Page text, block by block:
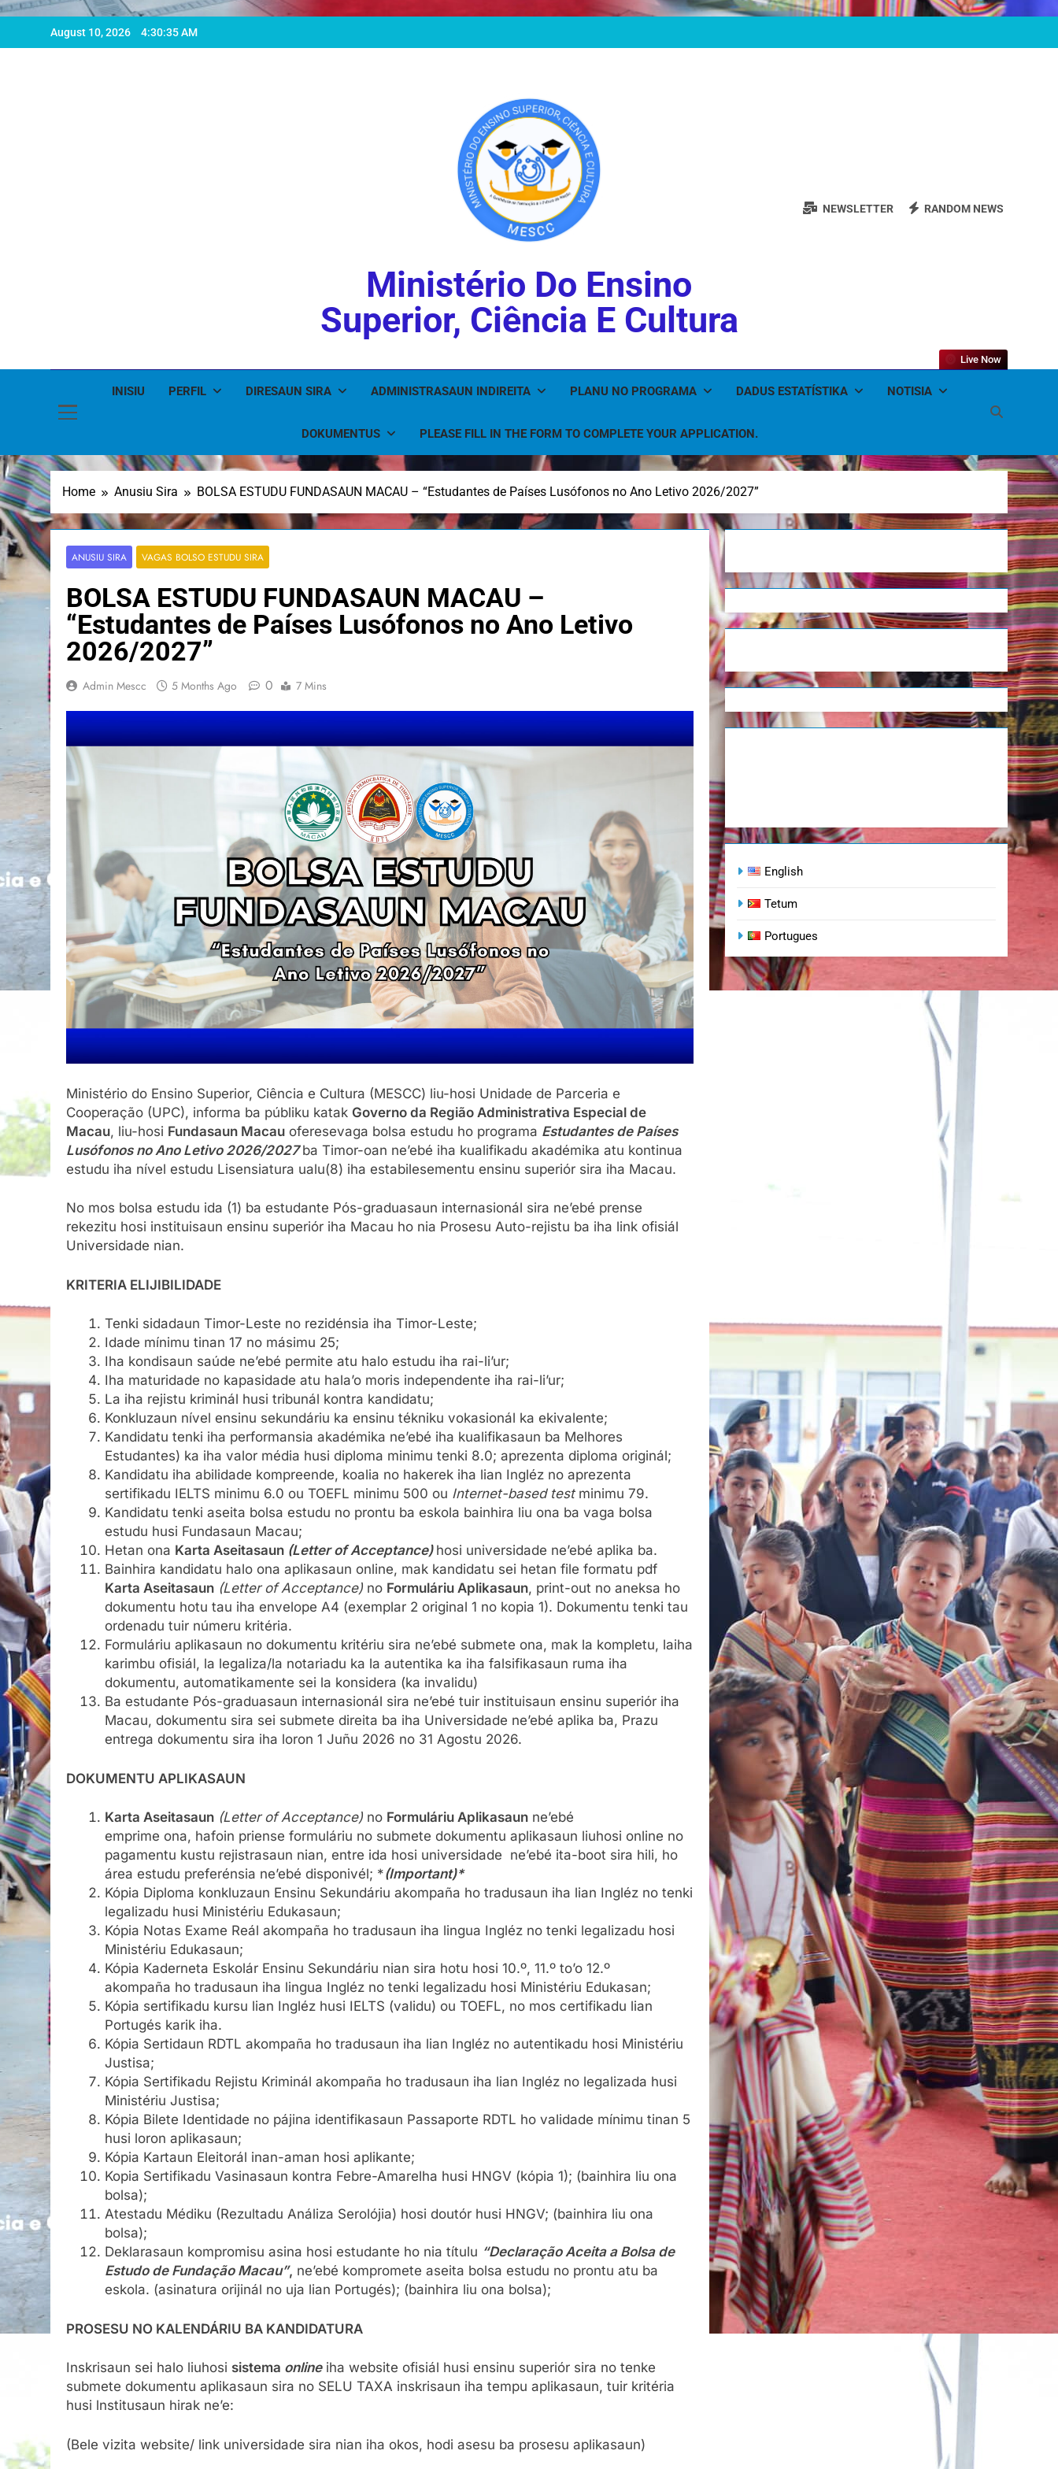
August 10, 2026 4:30:37 AM
Ministério Do Ensino
Superior, Ciência E Cultura
NEWSLETTER RANDOM NEWS
INISIU PERFIL DIRESAUN SIRA ADMINISTRASAUN INDIREITA PLANU NO PROGRAMA DADUS ESTATÍSTIKA NOTISIA
DOKUMENTUS PLEASE FILL IN THE FORM TO COMPLETE YOUR APPLICATION.
Live Now
Home Anusiu Sira BOLSA ESTUDU FUNDASAUN MACAU – “Estudantes de Países Lusófonos no Ano Letivo 2026/2027”
ANUSIU SIRA VAGAS BOLSO ESTUDU SIRA
BOLSA ESTUDU FUNDASAUN MACAU –
“Estudantes de Países Lusófonos no Ano Letivo
2026/2027”
Admin Mescc 5 Months Ago 0 7 Mins
Ministério do Ensino Superior, Ciência e Cultura (MESCC) liu-hosi Unidade de Parceria e
Cooperação (UPC), informa ba públiku katak Governo da Região Administrativa Especial de
Macau, liu-hosi Fundasaun Macau oferesevaga bolsa estudu ho programa Estudantes de Países
Lusófonos no Ano Letivo 2026/2027ba Timor-oan ne’ebé iha kualifikadu akadémika atu kontinua
estudu iha nível estudu Lisensiatura ualu(8) iha estabilesementu ensinu superiór sira iha Macau.
No mos bolsa estudu ida (1) ba estudante Pós-graduasaun internasionál sira ne’ebé prense
rekezitu hosi instituisaun ensinu superiór iha Macau ho nia Prosesu Auto-rejistu ba iha link ofisiál
Universidade nian.
KRITERIA ELIJIBILIDADE
Tenki sidadaun Timor-Leste no rezidénsia iha Timor-Leste;
Idade mínimu tinan 17 no másimu 25;
Iha kondisaun saúde ne’ebé permite atu halo estudu iha rai-li’ur;
Iha maturidade no kapasidade atu hala’o moris independente iha rai-li’ur;
La iha rejistu kriminál husi tribunál kontra kandidatu;
Konkluzaun nível ensinu sekundáriu ka ensinu tékniku vokasionál ka ekivalente;
Kandidatu tenki iha performansia akadémika ne’ebé iha kualifikasaun ba Melhores
Estudantes) ka iha valor média husi diploma minimu tenki 8.0; aprezenta diploma originál;
Kandidatu iha abilidade kompreende, koalia no hakerek iha lian Ingléz no aprezenta
sertifikadu IELTS minimu 6.0 ou TOEFL minimu 500 ou Internet-based testminimu 79.
Kandidatu tenki aseita bolsa estudu no prontu ba eskola bainhira liu ona ba vaga bolsa
estudu husi Fundasaun Macau;
Hetan ona Karta Aseitasaun (Letter of Acceptance) hosi universidade ne’ebé aplika ba.
Bainhira kandidatu halo ona aplikasaun online, mak kandidatu sei hetan file formatu pdf
Karta Aseitasaun (Letter of Acceptance)no Formuláriu Aplikasaun, print-out no aneksa ho
dokumentu hotu tau iha envelope A4 (exemplar 2 original 1 no kopia 1). Dokumentu tenki tau
ordenadu tuir númeru kritéria.
Formuláriu aplikasaun no dokumentu kritériu sira ne’ebé submete ona, mak la kompletu, laiha
karimbu ofisiál, la legaliza/la notariadu ka la autentika ka iha falsifikasaun ruma iha
dokumentu, automatikamente sei la konsidera (ka invalidu)
Ba estudante Pós-graduasaun internasionál sira ne’ebé tuir instituisaun ensinu superiór iha
Macau, dokumentu sira sei submete direita ba iha Universidade ne’ebé aplika ba, Prazu
entrega dokumentu sira iha loron 1 Juñu 2026 no 31 Agostu 2026.
DOKUMENTU APLIKASAUN
Karta Aseitasaun (Letter of Acceptance)no Formuláriu Aplikasaunne’ebé
emprime ona, hafoin priense formuláriu no submete dokumentu aplikasaun liuhosi online no
pagamentu kustu rejistrasaun nian, entre ida hosi universidade ne’ebé ita-boot sira hili, ho
área estudu preferénsia ne’ebé disponivél; *(Important)*
Kópia Diploma konkluzaun Ensinu Sekundáriu akompaña ho tradusaun iha lian Ingléz no tenki
legalizadu husi Ministériu Edukasaun;
Kópia Notas Exame Reál akompaña ho tradusaun iha lingua Ingléz no tenki legalizadu hosi
Ministériu Edukasaun;
Kópia Kaderneta Eskolár Ensinu Sekundáriu nian sira hotu hosi 10.º, 11.º to’o 12.º
akompaña ho tradusaun iha lingua Ingléz no tenki legalizadu hosi Ministériu Edukasan;
Kópia sertifikadu kursu lian Ingléz husi IELTS (validu) ou TOEFL, no mos certifikadu lian
Portugés karik iha.
Kópia Sertidaun RDTL akompaña ho tradusaun iha lian Ingléz no autentikadu hosi Ministériu
Justisa;
Kópia Sertifikadu Rejistu Kriminál akompaña ho tradusaun iha lian Ingléz no legalizada husi
Ministériu Justisa;
Kópia Bilete Identidade no pájina identifikasaun Passaporte RDTL ho validade mínimu tinan 5
husi loron aplikasaun;
Kópia Kartaun Eleitorál inan-aman hosi aplikante;
Kopia Sertifikadu Vasinasaun kontra Febre-Amarelha husi HNGV (kópia 1); (bainhira liu ona
bolsa);
Atestadu Médiku (Rezultadu Análiza Serolójia) hosi doutór husi HNGV; (bainhira liu ona
bolsa);
Deklarasaun kompromisu asina hosi estudante ho nia títulu “Declaração Aceita a Bolsa de
Estudo de Fundação Macau”, ne’ebé kompromete aseita bolsa estudu no prontu atu ba
eskola. (asinatura orijinál no uja lian Portugés); (bainhira liu ona bolsa);
PROSESU NO KALENDÁRIU BA KANDIDATURA
Inskrisaun sei halo liuhosi sistema onlineiha website ofisiál husi ensinu superiór sira no tenke
submete dokumentu aplikasaun sira no SELU TAXA inskrisaun iha tempu aplikasaun, tuir kritéria
husi lnstitusaun hirak ne’e:
(Bele vizita website/ link universidade sira nian iha okos, hodi asesu ba prosesu aplikasaun)
English
Tetum
Portugues